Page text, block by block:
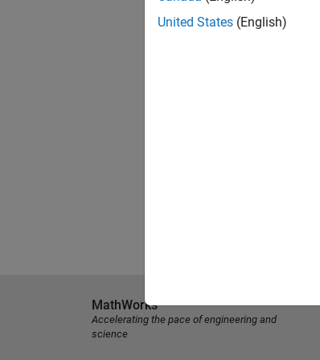
United States (English)
MathWorks
Accelerating the pace of engineering and
science